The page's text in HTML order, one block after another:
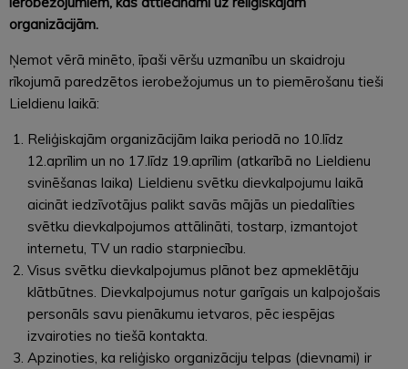
organizācijām.
Ņemot vērā minēto, īpaši vēršu uzmanību un skaidroju
rīkojumā paredzētos ierobežojumus un to piemērošanu tieši
Lieldienu laikā:
Reliģiskajām organizācijām laika periodā no 10.līdz
12.aprīlim un no 17.līdz 19.aprīlim (atkarībā no Lieldienu
svinēšanas laika) Lieldienu svētku dievkalpojumu laikā
aicināt iedzīvotājus palikt savās mājās un piedalīties
svētku dievkalpojumos attālināti, tostarp, izmantojot
internetu, TV un radio starpniecību.
Visus svētku dievkalpojumus plānot bez apmeklētāju
klātbūtnes. Dievkalpojumus notur garīgais un kalpojošais
personāls savu pienākumu ietvaros, pēc iespējas
izvairoties no tiešā kontakta.
Apzinoties, ka reliģisko organizāciju telpas (dievnami) ir